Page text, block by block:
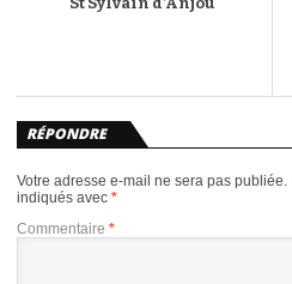
RÉPONDRE
Votre adresse e-mail ne sera pas publiée.
indiqués avec *
Commentaire *